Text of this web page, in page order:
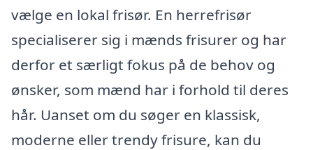
vælge en lokal frisør. En herrefrisør
specialiserer sig i mænds frisurer og har
derfor et særligt fokus på de behov og
ønsker, som mænd har i forhold til deres
hår. Uanset om du søger en klassisk,
moderne eller trendy frisure, kan du